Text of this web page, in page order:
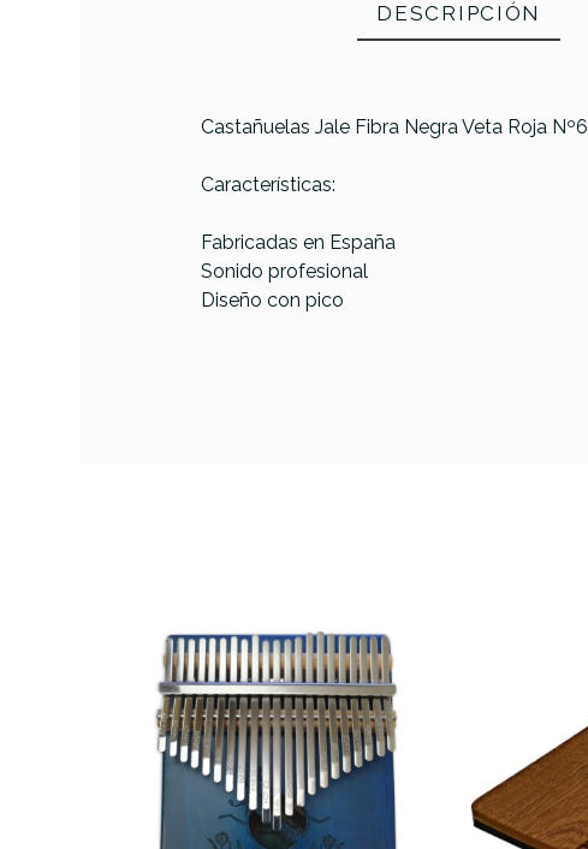
DESCRIPCIÓN
Castañuelas Jale Fibra Negra Veta Roja Nº6
Características:
Fabricadas en España
Sonido profesional
Diseño con pico
PRODUCTO
DESCRIPCIÓN